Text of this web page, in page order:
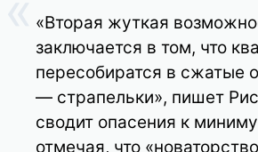
«Вторая жуткая
заключается в том, что
пересобиратся в сжатые
— страпельки», пишет
сводит опасения к
отмечая, что